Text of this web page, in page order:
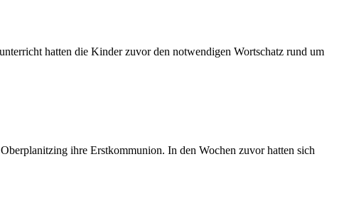
hatten die Kinder zuvor den notwendigen Wortschatz rund um
ihre Erstkommunion. In den Wochen zuvor hatten sich